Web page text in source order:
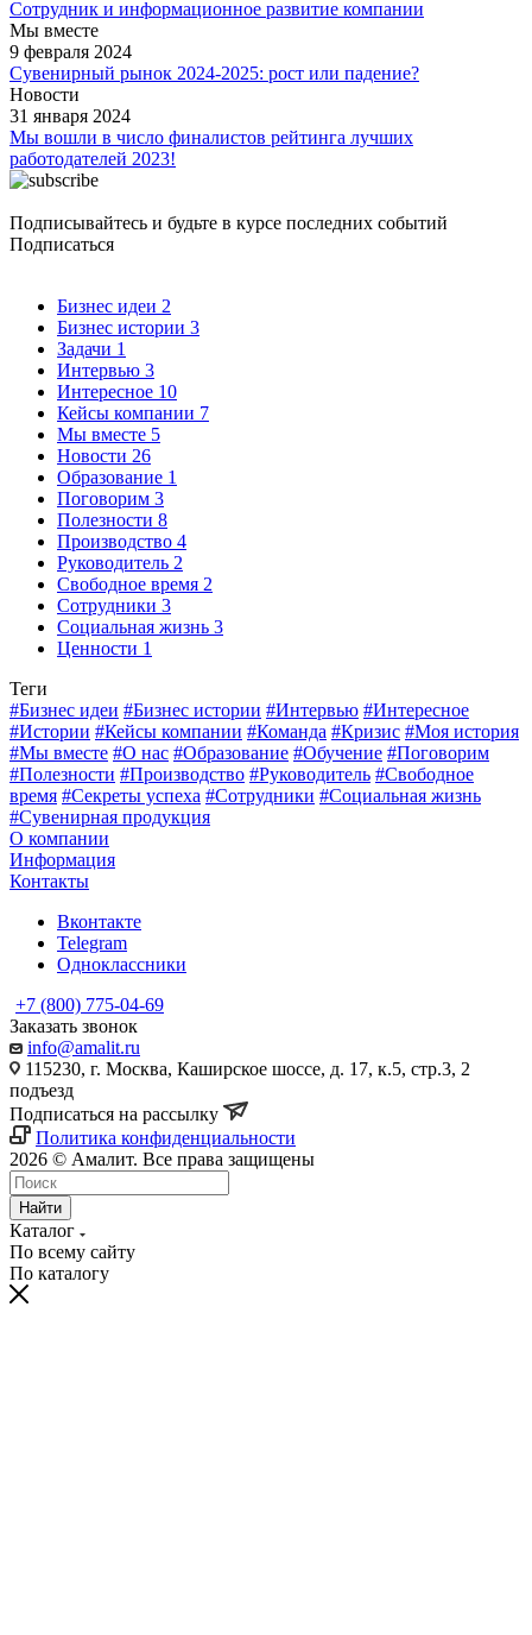
Сотрудник и информационное развитие компании
Мы вместе
9 февраля 2024
Сувенирный рынок 2024-2025: рост или падение?
Новости
31 января 2024
Мы вошли в число финалистов рейтинга лучших
работодателей 2023!
Подписывайтесь и будьте в курсе последних событий
Подписаться
Бизнес идеи 2
Бизнес истории 3
Задачи 1
Интервью 3
Интересное 10
Кейсы компании 7
Мы вместе 5
Новости 26
Образование 1
Поговорим 3
Полезности 8
Производство 4
Руководитель 2
Свободное время 2
Сотрудники 3
Социальная жизнь 3
Ценности 1
Теги
#Бизнес идеи #Бизнес истории #Интервью #Интересное
#Истории #Кейсы компании #Команда #Кризис #Моя история
#Мы вместе #О нас #Образование #Обучение #Поговорим
#Полезности #Производство #Руководитель #Свободное
время #Секреты успеха #Сотрудники #Социальная жизнь
#Сувенирная продукция
О компании
Информация
Контакты
Вконтакте
Telegram
Одноклассники
+7 (800) 775-04-69
Заказать звонок
info@amalit.ru
115230, г. Москва, Каширское шоссе, д. 17, к.5, стр.3, 2
подъезд
Подписаться на рассылку
Политика конфиденциальности
2026 © Амалит. Все права защищены
Найти
Каталог
По всему сайту
По каталогу